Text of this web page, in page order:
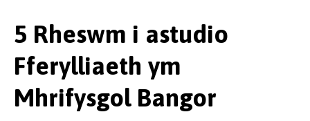
5 Rheswm i astudio
Fferylliaeth ym
Mhrifysgol Bangor